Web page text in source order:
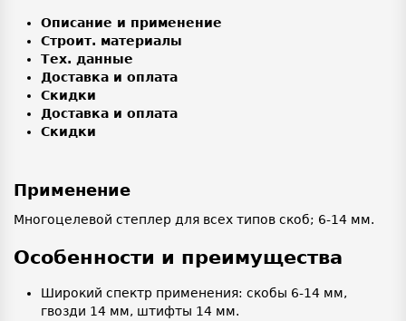
Описание и применение
Строит. материалы
Тех. данные
Доставка и оплата
Скидки
Доставка и оплата
Скидки
Применение
Многоцелевой степлер для всех типов скоб; 6-14 мм.
Особенности и преимущества
Широкий спектр применения: скобы 6-14 мм,
гвозди 14 мм, штифты 14 мм.